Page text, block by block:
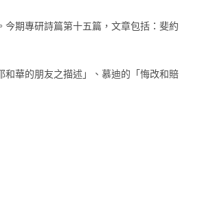
今期專研詩篇第十五篇，文章包括：斐約
和華的朋友之描述」、慕迪的「悔改和賠